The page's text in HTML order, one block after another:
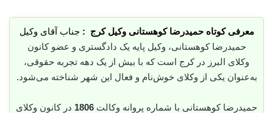
معرفی کوتاه حمیدرضا کوهستانی وکیل کرج :جناب آقای وکیل
حمیدرضا کوهستانی، وکیل پایه یک دادگستری و عضو کانون
وکلای البرز در کرج است که با بیش از یک دهه تجربه حقوقی،
به‌عنوان یکی از وکلای خوش‌نام و فعال این شهر شناخته می‌شود.
حمیدرضا کوهستانی با شماره پروانه وکالت 1806 در کانون وکلای